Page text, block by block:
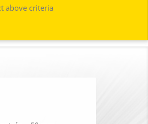
above criteria